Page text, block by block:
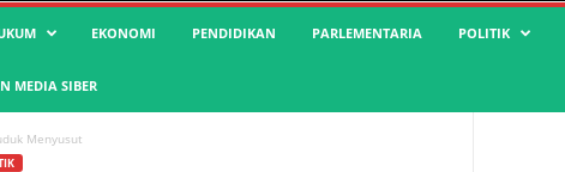
EKONOMI PENDIDIKAN PARLEMENTARIA POLITIK
MEDIA SIBER
Menyusut